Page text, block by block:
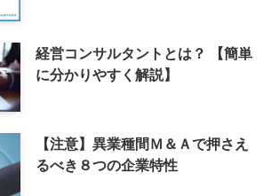
経営コンサルタントとは？ 【簡単
に分かりやすく解説】
【注意】異業種間Ｍ＆Ａで押さえ
るべき８つの企業特性